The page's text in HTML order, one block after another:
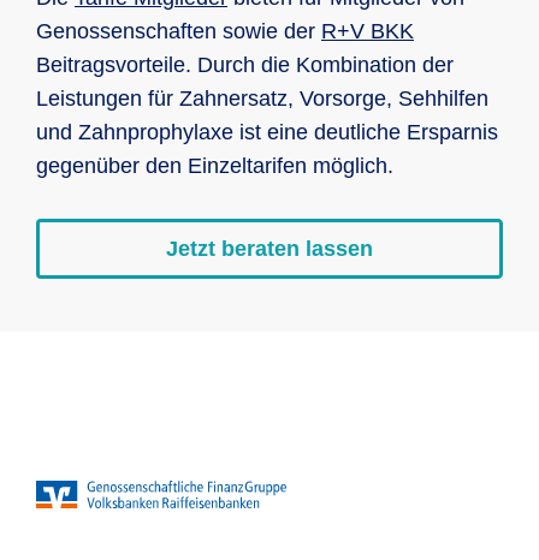
Genossenschaften sowie der R+V BKK
Beitragsvorteile. Durch die Kombination der
Leistungen für Zahnersatz, Vorsorge, Sehhilfen
und Zahnprophylaxe ist eine deutliche Ersparnis
gegenüber den Einzeltarifen möglich.
Jetzt beraten lassen